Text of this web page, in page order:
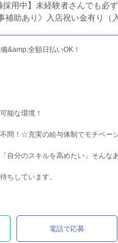
採用中】未経験者さんでも必
補助あり》入店祝い金有り（
&amp;全額日払いOK！
能な環境！
問！☆充実の給与体制でモチベー
自分のスキルを高めたい」そんな
ちしています。
電話で応募